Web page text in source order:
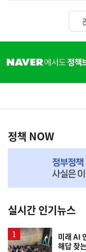
단
배
영
책
NOW,
뉴
스
정책 NOW
실시간 인기뉴스
미래 AI
해답 찾